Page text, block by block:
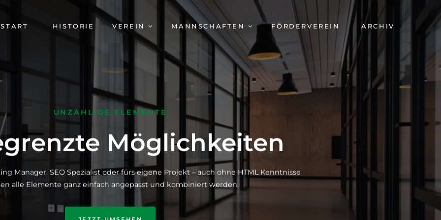
START HISTORIE VEREIN MANNSCHAFTEN FÖRDERVEREIN ARCHIV
UNZÄHLIGE ELEMENTE
Möglichkeiten
Manager, SEO Spezialist oder fürs eigene Projekt – auch ohne HTML Kenntnisse
alle Elemente ganz einfach angepasst und kombiniert werden.